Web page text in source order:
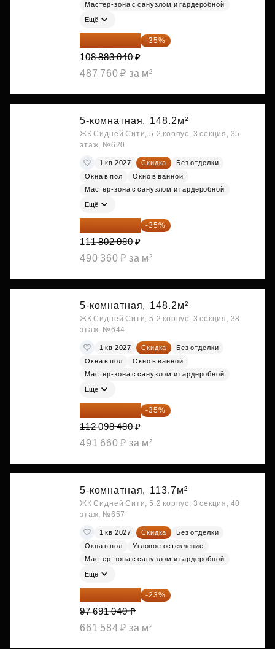
Мастер-зона с санузлом и гардеробной
Ещё
70 773 976 ₽ -35%
108 883 040 ₽
487 760 ₽ за м²
5-комнатная, 148.2м²
ЖК Сидней Сити, 5.2 корпус, 3 секция, 35
этаж, №620
1 кв 2027 Скидка
Без отделки
Окна в пол
Окно в ванной
Мастер-зона с санузлом и гардеробной
Ещё
72 671 352 ₽ -35%
111 802 080 ₽
490 360 ₽ за м²
5-комнатная, 148.2м²
ЖК Сидней Сити, 5.2 корпус, 3 секция, 38
этаж, №644
1 кв 2027 Скидка
Без отделки
Окна в пол
Окно в ванной
Мастер-зона с санузлом и гардеробной
Ещё
72 864 012 ₽ -35%
112 098 480 ₽
491 660 ₽ за м²
5-комнатная, 113.7м²
ЖК Сидней Сити, 5.2 корпус, 3 секция, 40
этаж, №657
1 кв 2027 Скидка
Без отделки
Окна в пол
Угловое остекление
Мастер-зона с санузлом и гардеробной
Ещё
75 222 101 ₽ -23%
97 691 040 ₽
661 584 ₽ за м²